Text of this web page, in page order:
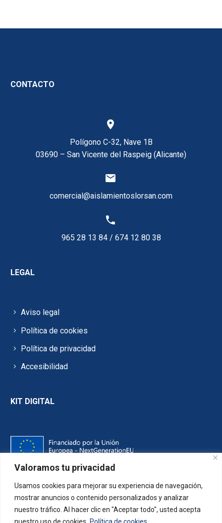
Valoramos tu privacidad
Usamos cookies para mejorar su experiencia de navegación,
mostrar anuncios o contenido personalizados y analizar
nuestro tráfico. Al hacer clic en "Aceptar todo", usted acepta
nuestro uso de cookies. Política de cookies
CONTACTO


Polígono C-32, Nave 1B
03690 – San Vicente del Raspeig (Alicante)


comercial@aislamientoslorsan.com


965 28 13 84/ 674 12 80 38
LEGAL
Aviso legal
Política de cookies
Política de privacidad
Accesibilidad
KIT DIGITAL